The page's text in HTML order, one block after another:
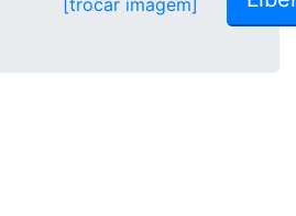
[trocar imagem]